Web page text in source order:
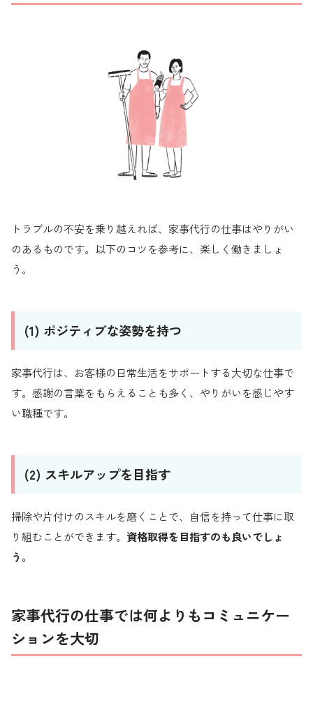
トラブルの不安を乗り越えれば、家事代行の仕事はやりがい
のあるものです。以下のコツを参考に、楽しく働きましょ
う。
(1) ポジティブな姿勢を持つ
家事代行は、お客様の日常生活をサポートする大切な仕事で
す。感謝の言葉をもらえることも多く、やりがいを感じやす
い職種です。
(2) スキルアップを目指す
掃除や片付けのスキルを磨くことで、自信を持って仕事に取
り組むことができます。 資格取得を目指すのも良いでしょ
う。
家事代行の仕事では何よりもコミュニケー
ションを大切